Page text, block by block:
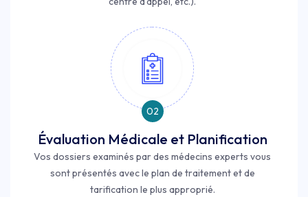
02
Évaluation Médicale et Planification
Vos dossiers examinés par des médecins experts vous
sont présentés avec le plan de traitement et de
tarification le plus approprié.